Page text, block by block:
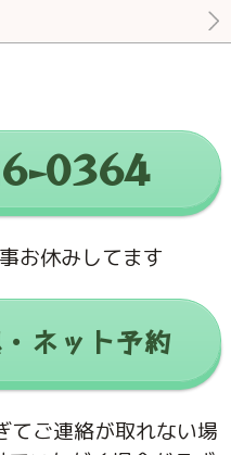
0364
お休みしてます
ネット予約
てご連絡が取れない場